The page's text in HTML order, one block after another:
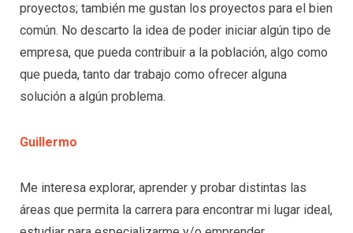
proyectos; también me gustan los proyectos para el bien
común. No descarto la idea de poder iniciar algún tipo de
empresa, que pueda contribuir a la población, algo como
que pueda, tanto dar trabajo como ofrecer alguna
solución a algún problema.
Guillermo
Me interesa explorar, aprender y probar distintas las
áreas que permita la carrera para encontrar mi lugar ideal,